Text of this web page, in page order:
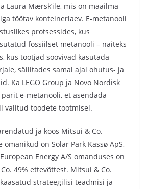
Laura Mærsk’ile, mis on maailma
töötav konteinerlaev. E-metanooli
protsessides, kus
fossiilset metanooli – näiteks
kus tootjad soovivad kasutada
säilitades samal ajal ohutus- ja
Ka LEGO Group ja Novo Nordisk
pärit e-metanooli, et asendada
valitud toodete tootmisel.
ja koos Mitsui & Co.
on Solar Park Kassø ApS,
Energy A/S omanduses on
49% ettevõttest. Mitsui & Co.
strateegilisi teadmisi ja